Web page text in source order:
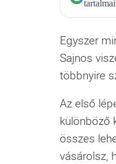
Egyszer
Sajnos
többnyire
Az első
különböző
összes
vásárolsz,